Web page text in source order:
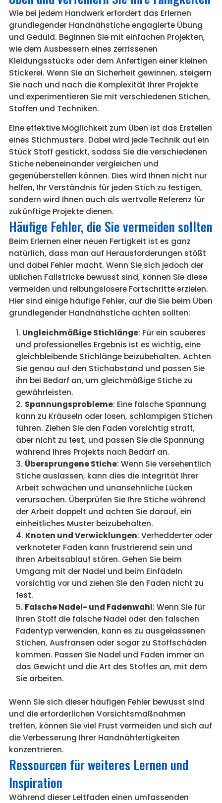
Wie bei jedem Handwerk erfordert das Erlernen
grundlegender Handnähstiche engagierte Übung
und Geduld. Beginnen Sie mit einfachen Projekten,
wie dem Ausbessern eines zerrissenen
Kleidungsstücks oder dem Anfertigen einer kleinen
Stickerei. Wenn Sie an Sicherheit gewinnen, steigern
Sie nach und nach die Komplexität Ihrer Projekte
und experimentieren Sie mit verschiedenen Stichen,
Stoffen und Techniken.
Eine effektive Möglichkeit zum Üben ist das Erstellen
eines Stichmusters. Dabei wird jede Technik auf ein
Stück Stoff gestickt, sodass Sie die verschiedenen
Stiche nebeneinander vergleichen und
gegenüberstellen können. Dies wird Ihnen nicht nur
helfen, Ihr Verständnis für jeden Stich zu festigen,
sondern wird Ihnen auch als wertvolle Referenz für
zukünftige Projekte dienen.
Häufige Fehler, die Sie vermeiden sollten
Beim Erlernen einer neuen Fertigkeit ist es ganz
natürlich, dass man auf Herausforderungen stößt
und dabei Fehler macht. Wenn Sie sich jedoch der
üblichen Fallstricke bewusst sind, können Sie diese
vermeiden und reibungslosere Fortschritte erzielen.
Hier sind einige häufige Fehler, auf die Sie beim Üben
grundlegender Handnähstiche achten sollten:
Ungleichmäßige Stichlänge: Für ein sauberes
und professionelles Ergebnis ist es wichtig, eine
gleichbleibende Stichlänge beizubehalten. Achten
Sie genau auf den Stichabstand und passen Sie
ihn bei Bedarf an, um gleichmäßige Stiche zu
gewährleisten.
Spannungsprobleme: Eine falsche Spannung
kann zu Kräuseln oder losen, schlampigen Stichen
führen. Ziehen Sie den Faden vorsichtig straff,
aber nicht zu fest, und passen Sie die Spannung
während Ihres Projekts nach Bedarf an.
Übersprungene Stiche: Wenn Sie versehentlich
Stiche auslassen, kann dies die Integrität Ihrer
Arbeit schwächen und unansehnliche Lücken
verursachen. Überprüfen Sie Ihre Stiche während
der Arbeit doppelt und achten Sie darauf, ein
einheitliches Muster beizubehalten.
Knoten und Verwicklungen: Verhedderter oder
verknoteter Faden kann frustrierend sein und
Ihren Arbeitsablauf stören. Gehen Sie beim
Umgang mit der Nadel und beim Einfädeln
vorsichtig vor und ziehen Sie den Faden nicht zu
fest.
Falsche Nadel- und Fadenwahl: Wenn Sie für
Ihren Stoff die falsche Nadel oder den falschen
Fadentyp verwenden, kann es zu ausgelassenen
Stichen, Ausfransen oder sogar zu Stoffschäden
kommen. Passen Sie Nadel und Faden immer an
das Gewicht und die Art des Stoffes an, mit dem
Sie arbeiten.
Wenn Sie sich dieser häufigen Fehler bewusst sind
und die erforderlichen Vorsichtsmaßnahmen
treffen, können Sie viel Frust vermeiden und sich auf
die Verbesserung Ihrer Handnähfertigkeiten
konzentrieren.
Ressourcen für weiteres Lernen und
Inspiration
Während dieser Leitfaden einen umfassenden